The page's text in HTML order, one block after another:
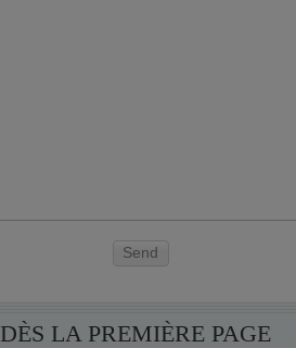
Send
DÈS LA PREMIÈRE PAGE